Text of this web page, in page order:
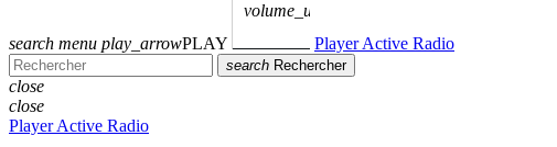
search menu play_arrowPLAY
volume_up
Player Active Radio
search Rechercher
close
close
Player Active Radio